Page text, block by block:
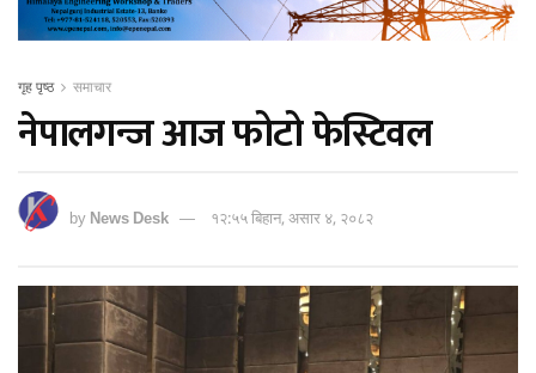
गृह पृष्ठ समाचार
नेपालगन्ज आज फोटो फेस्टिवल
byNews Desk १२:५५ बिहान, असार ४, २०८२